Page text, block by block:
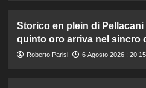
Storico en plein di Pellacani
quinto oro arriva nel sincro
Roberto Parisi 6 Agosto 2026 : 20:15